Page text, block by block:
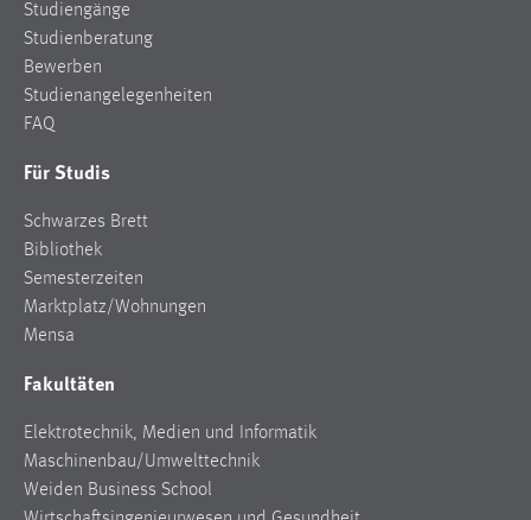
Studiengänge
Studienberatung
Bewerben
Studienangelegenheiten
FAQ
Für Studis
Schwarzes Brett
Bibliothek
Semesterzeiten
Marktplatz/Wohnungen
Mensa
Fakultäten
Elektrotechnik, Medien und Informatik
Maschinenbau/Umwelttechnik
Weiden Business School